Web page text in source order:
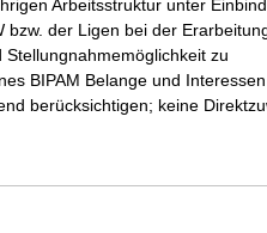
Arbeitsstruktur unter
der Ligen bei der
zu
BIPAM Belange und
berücksichtigen; keine